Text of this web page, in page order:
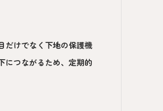
だけでなく下地の保護機
につながるため、定期的